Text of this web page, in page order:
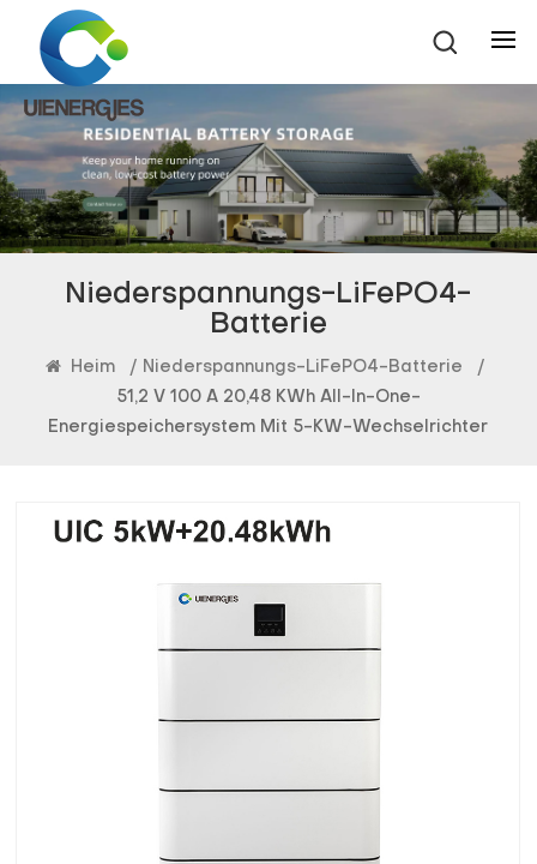
Niederspannungs-LiFePO4-
Batterie
Heim / Niederspannungs-LiFePO4-Batterie
/
51,2 V 100 A 20,48 KWh All-In-One-
Energiespeichersystem Mit 5-KW-Wechselrichter